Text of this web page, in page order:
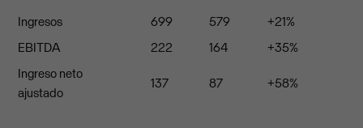
Ingresos 699 579
+21%
EBITDA
222 164
+35%
Ingreso neto
ajustado
137 87 +58%